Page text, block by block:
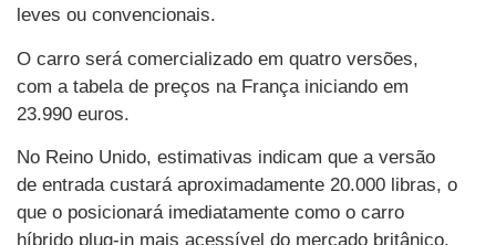
leves ou convencionais.
O carro será comercializado em quatro versões,
com a tabela de preços na França iniciando em
23.990 euros.
No Reino Unido, estimativas indicam que a versão
de entrada custará aproximadamente 20.000 libras, o
que o posicionará imediatamente como o carro
híbrido plug-in mais acessível do mercado britânico.